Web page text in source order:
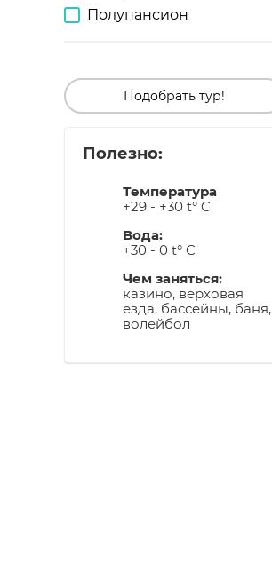
Полупансион
Подобрать тур!
Полезно:
Температура
+29 - +30 t° C
Вода:
+30 - 0 t° C
Чем заняться:
казино, верховая
езда, бассейны, баня,
волейбол